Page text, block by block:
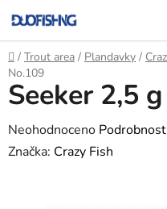
na
obsah
Domů
/ Trout area / Plandavky /
No.109
Seeker 2,5
Průměrné
hodnocení
Neohodnoceno
Značka: Crazy Fish